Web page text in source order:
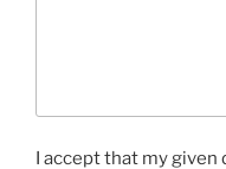
I accept that my given